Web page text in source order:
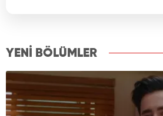
YENİ BÖLÜMLER